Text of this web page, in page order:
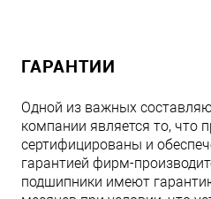
ГАРАНТИИ
Одной из важных
компании является то, что
сертифицированы и
гарантией фирм-
подшипники имеют